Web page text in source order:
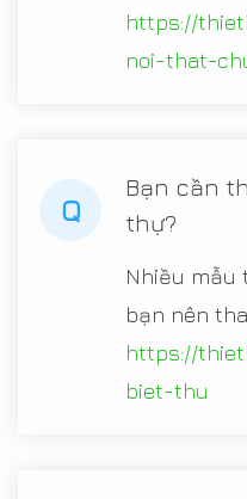
https://
noi-that-
Q
Bạn cần
thự?
Nhiều mẫu
bạn nên
https://
biet-thu